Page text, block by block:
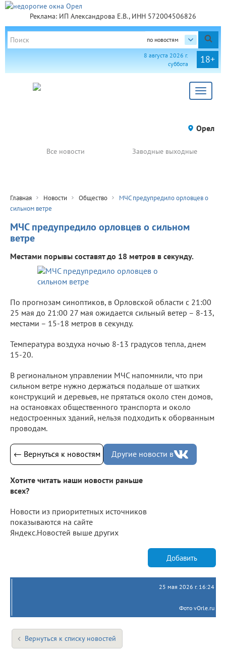
Реклама: ИП Александрова Е.В., ИНН 572004506826
по новостям
18+
8 августа 2026 г.
суббота
Toggle
Орел
Все новости Заводные выходные
Главная Новости Общество
МЧС предупредило орловцев о
сильном ветре
МЧС предупредило орловцев о сильном
ветре
Местами порывы составят до 18 метров в секунду.
По прогнозам синоптиков, в Орловской области с 21:00
25 мая до 21:00 27 мая ожидается сильный ветер – 8-13,
местами – 15-18 метров в секунду.
Температура воздуха ночью 8-13 градусов тепла, днем
15-20.
В региональном управлении МЧС напомнили, что при
сильном ветре нужно держаться подальше от шатких
конструкций и деревьев, не прятаться около стен домов,
на остановках общественного транспорта и около
недостроенных зданий, нельзя подходить к оборванным
проводам.
← Вернуться к новостям Другие новости в
Хотите читать наши новости раньше
всех?
Новости из приоритетных источников
показываются на сайте
Яндекс.Новостей выше других
Добавить
25 мая 2026 г. 16:24
Фото vOrle.ru
Вернуться к списку новостей